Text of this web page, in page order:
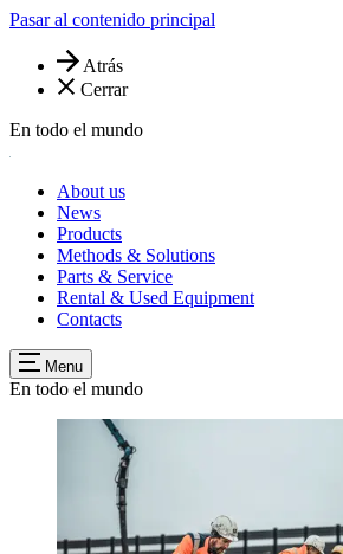
Pasar al contenido principal
Atrás
Cerrar
En todo el mundo
About us
News
Products
Methods & Solutions
Parts & Service
Rental & Used Equipment
Contacts
Menu
En todo el mundo